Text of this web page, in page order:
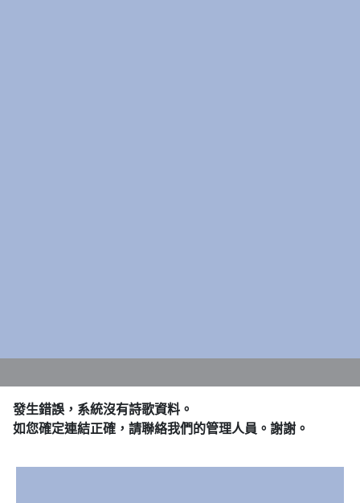
發生錯誤，系統沒有詩歌資料。
如您確定連結正確，請聯絡我們的管理人員。謝謝。